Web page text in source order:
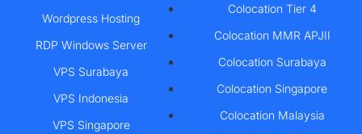
Wordpress Hosting
RDP Windows Server
VPS Surabaya
VPS Indonesia
VPS Singapore
Colocation Tier 4
Colocation MMR APJII
Colocation Surabaya
Colocation Singapore
Colocation Malaysia